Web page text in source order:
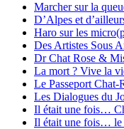
Marcher sur la
D’Alpes et
Haro sur les
Des Artistes Sous
Dr Chat Rose &
La mort ? Vive la
Le Passeport Chat-
Les Dialogues du
Il était une fois…
Il était une fois… le